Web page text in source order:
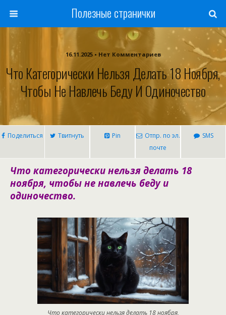
Полезные странички
16.11.2025 • Нет Комментариев
Что Категорически Нельзя Делать 18 Ноября,
Чтобы Не Навлечь Беду И Одиночество
Поделиться Твитнуть Pin
Отпр. по эл.
почте
SMS
Что категорически нельзя делать 18
ноября, чтобы не навлечь беду и
одиночество.
Что категорически нельзя делать 18 ноября,